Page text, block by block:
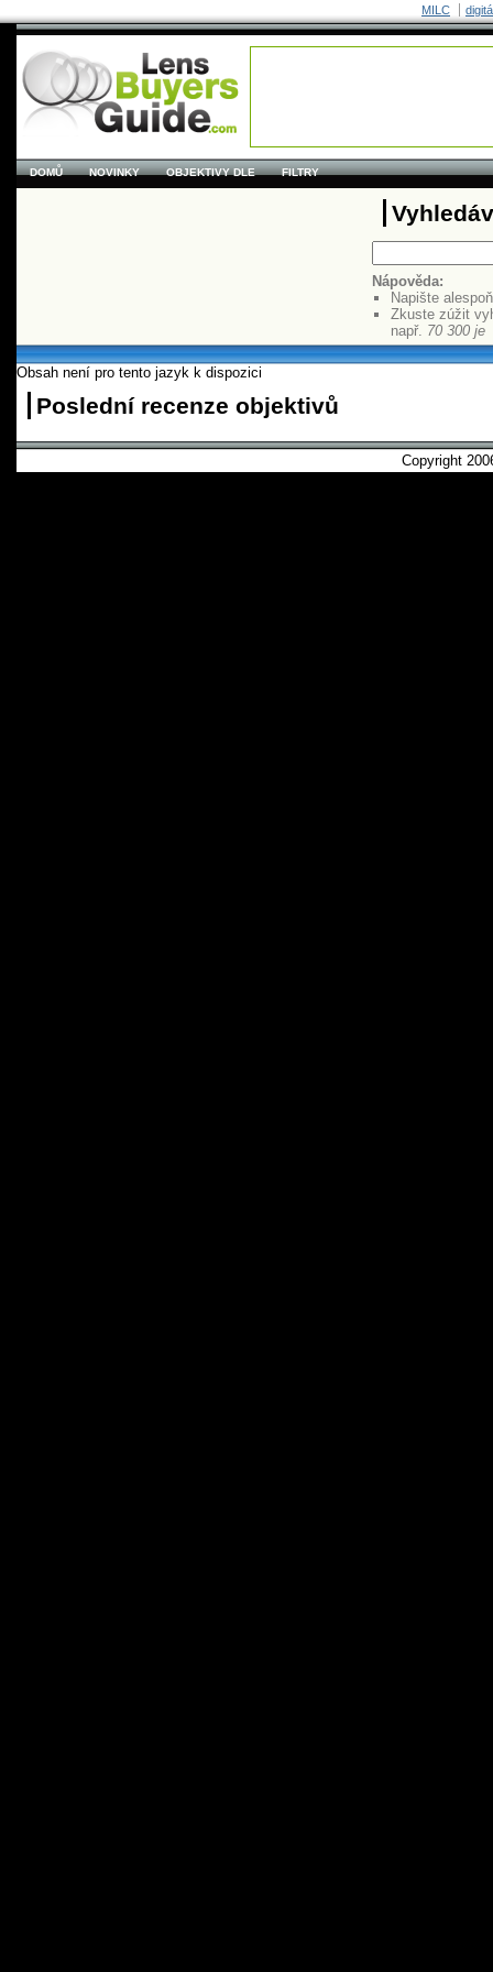
MILC
DOMŮ NOVINKY OBJEKTIVY DLE FILTRY
Nápověda:
Napište
Zkuste zúžit
např. 70 300 je
Obsah není pro tento jazyk k dispozici
Poslední recenze objektivů
Copyright